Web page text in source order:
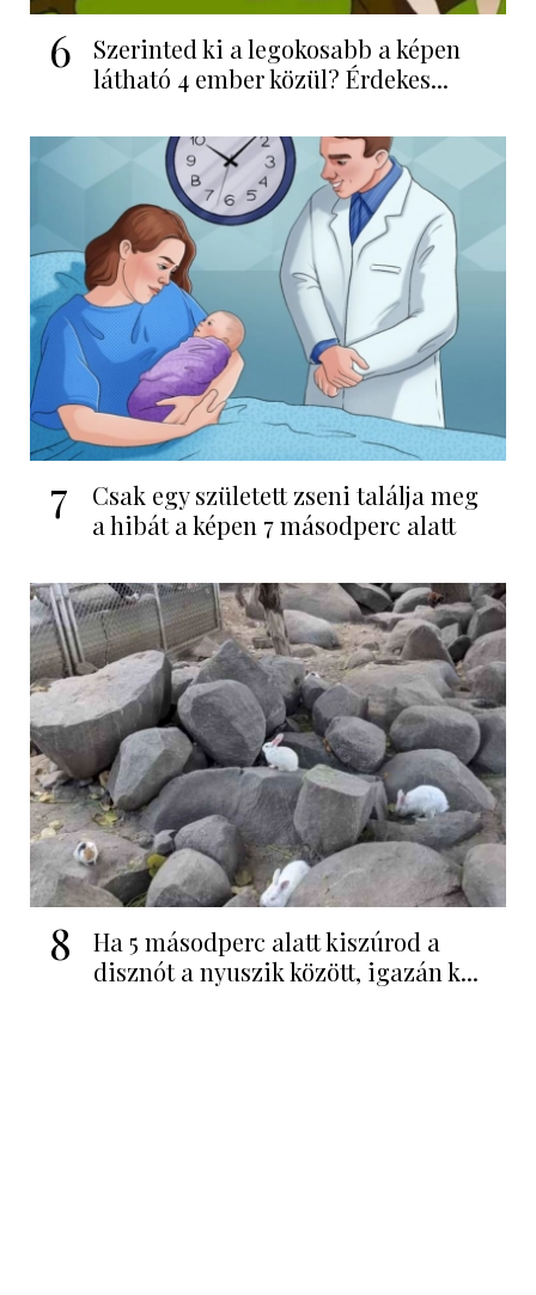
6
Szerinted ki a legokosabb a képen
látható 4 ember közül? Érdekes...
7
Csak egy született zseni találja meg
a hibát a képen 7 másodperc alatt
8
Ha 5 másodperc alatt kiszúrod a
disznót a nyuszik között, igazán k...